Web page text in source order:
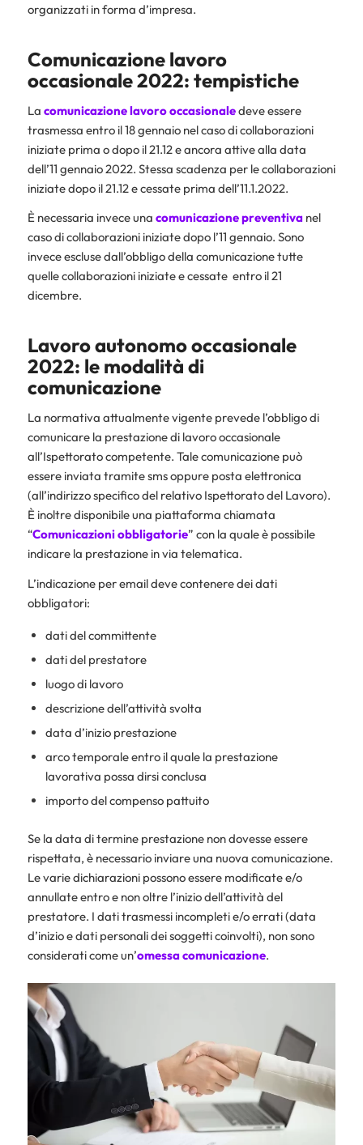
organizzati in forma d’impresa.
Comunicazione lavoro
occasionale 2022: tempistiche
La comunicazione lavoro occasionaledeve essere
trasmessa entro il 18 gennaio nel caso di collaborazioni
iniziate prima o dopo il 21.12 e ancora attive alla data
dell’11 gennaio 2022. Stessa scadenza per le collaborazioni
iniziate dopo il 21.12 e cessate prima dell’11.1.2022.
È necessaria invece una comunicazione preventivanel
caso di collaborazioni iniziate dopo l’11 gennaio. Sono
invece escluse dall’obbligo della comunicazione tutte
quelle collaborazioni iniziate e cessate entro il 21
dicembre.
Lavoro autonomo occasionale
2022: le modalità di
comunicazione
La normativa attualmente vigente prevede l’obbligo di
comunicare la prestazione di lavoro occasionale
all’Ispettorato competente. Tale comunicazione può
essere inviata tramite sms oppure posta elettronica
(all’indirizzo specifico del relativo Ispettorato del Lavoro).
È inoltre disponibile una piattaforma chiamata
“Comunicazioni obbligatorie” con la quale è possibile
indicare la prestazione in via telematica.
L’indicazione per email deve contenere dei dati
obbligatori:
dati del committente
dati del prestatore
luogo di lavoro
descrizione dell’attività svolta
data d’inizio prestazione
arco temporale entro il quale la prestazione
lavorativa possa dirsi conclusa
importo del compenso pattuito
Se la data di termine prestazione non dovesse essere
rispettata, è necessario inviare una nuova comunicazione.
Le varie dichiarazioni possono essere modificate e/o
annullate entro e non oltre l’inizio dell’attività del
prestatore. I dati trasmessi incompleti e/o errati (data
d’inizio e dati personali dei soggetti coinvolti), non sono
considerati come un’omessa comunicazione.